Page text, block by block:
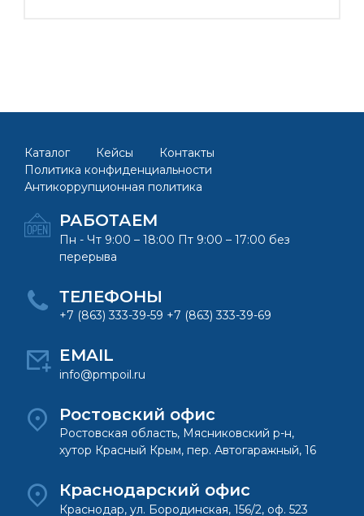
Каталог Кейсы
Контакты
Политика конфиденциальности
Антикоррупционная политика
РАБОТАЕМ
Пн - Чт 9:00 – 18:00 Пт 9:00 – 17:00 без
перерыва
ТЕЛЕФОНЫ
+7 (863) 333-39-59 +7 (863) 333-39-69
EMAIL
info@pmpoil.ru
Ростовский офис
Ростовская область, Мясниковский р-н,
хутор Красный Крым, пер. Автогаражный, 16
Краснодарский офис
Краснодар, ул. Бородинская, 156/2, оф. 523